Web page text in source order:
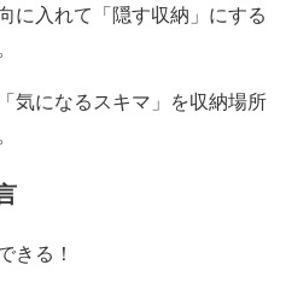
に入れて「隠す収納」にする
気になるスキマ」を収納場所
きる！